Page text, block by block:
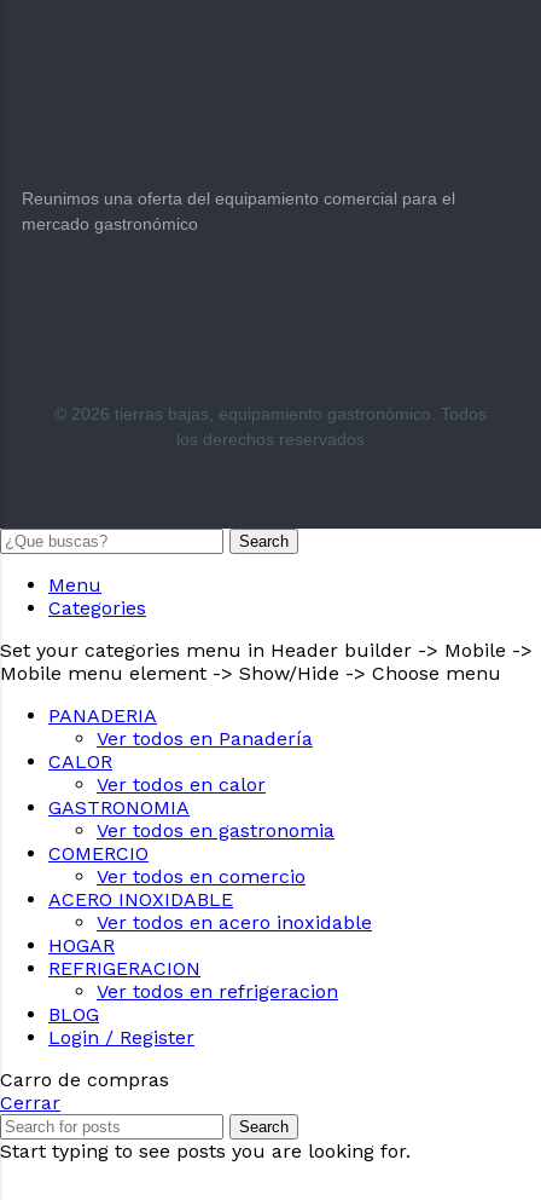
Reunimos una oferta del equipamiento comercial para el
mercado gastronómico
© 2026 tierras bajas, equipamiento gastronómico. Todos
los derechos reservados
Search
Menu
Categories
Set your categories menu in Header builder -> Mobile ->
Mobile menu element -> Show/Hide -> Choose menu
PANADERIA
Ver todos en Panadería
CALOR
Ver todos en calor
GASTRONOMIA
Ver todos en gastronomia
COMERCIO
Ver todos en comercio
ACERO INOXIDABLE
Ver todos en acero inoxidable
HOGAR
REFRIGERACION
Ver todos en refrigeracion
BLOG
Login / Register
Carro de compras
Cerrar
Search
Start typing to see posts you are looking for.
¿Cómo calificarías tu experiencia?
Seleccione
una
de
1
a
5
No fue buena Muy Buena
Saltar